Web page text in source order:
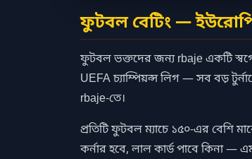
ফুটবল বেটিং —
ফুটবল ভক্তদের জন্য rbaje একটি
UEFA চ্যাম্পিয়ন্স লিগ — সব বড়
rbaje-তে।
প্রতিটি ফুটবল ম্যাচে ১৫০-এর বেশি
কর্নার হবে, লাল কার্ড পাবে কিনা